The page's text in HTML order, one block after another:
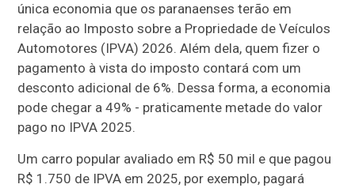
única economia que os paranaenses terão em
relação ao Imposto sobre a Propriedade de Veículos
Automotores (IPVA) 2026. Além dela, quem fizer o
pagamento à vista do imposto contará com um
desconto adicional de 6%. Dessa forma, a economia
pode chegar a 49% - praticamente metade do valor
pago no IPVA 2025.
Um carro popular avaliado em R$ 50 mil e que pagou
R$ 1.750 de IPVA em 2025, por exemplo, pagará